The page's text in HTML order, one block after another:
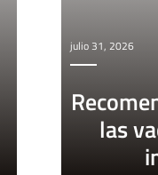
julio 31, 2026
las